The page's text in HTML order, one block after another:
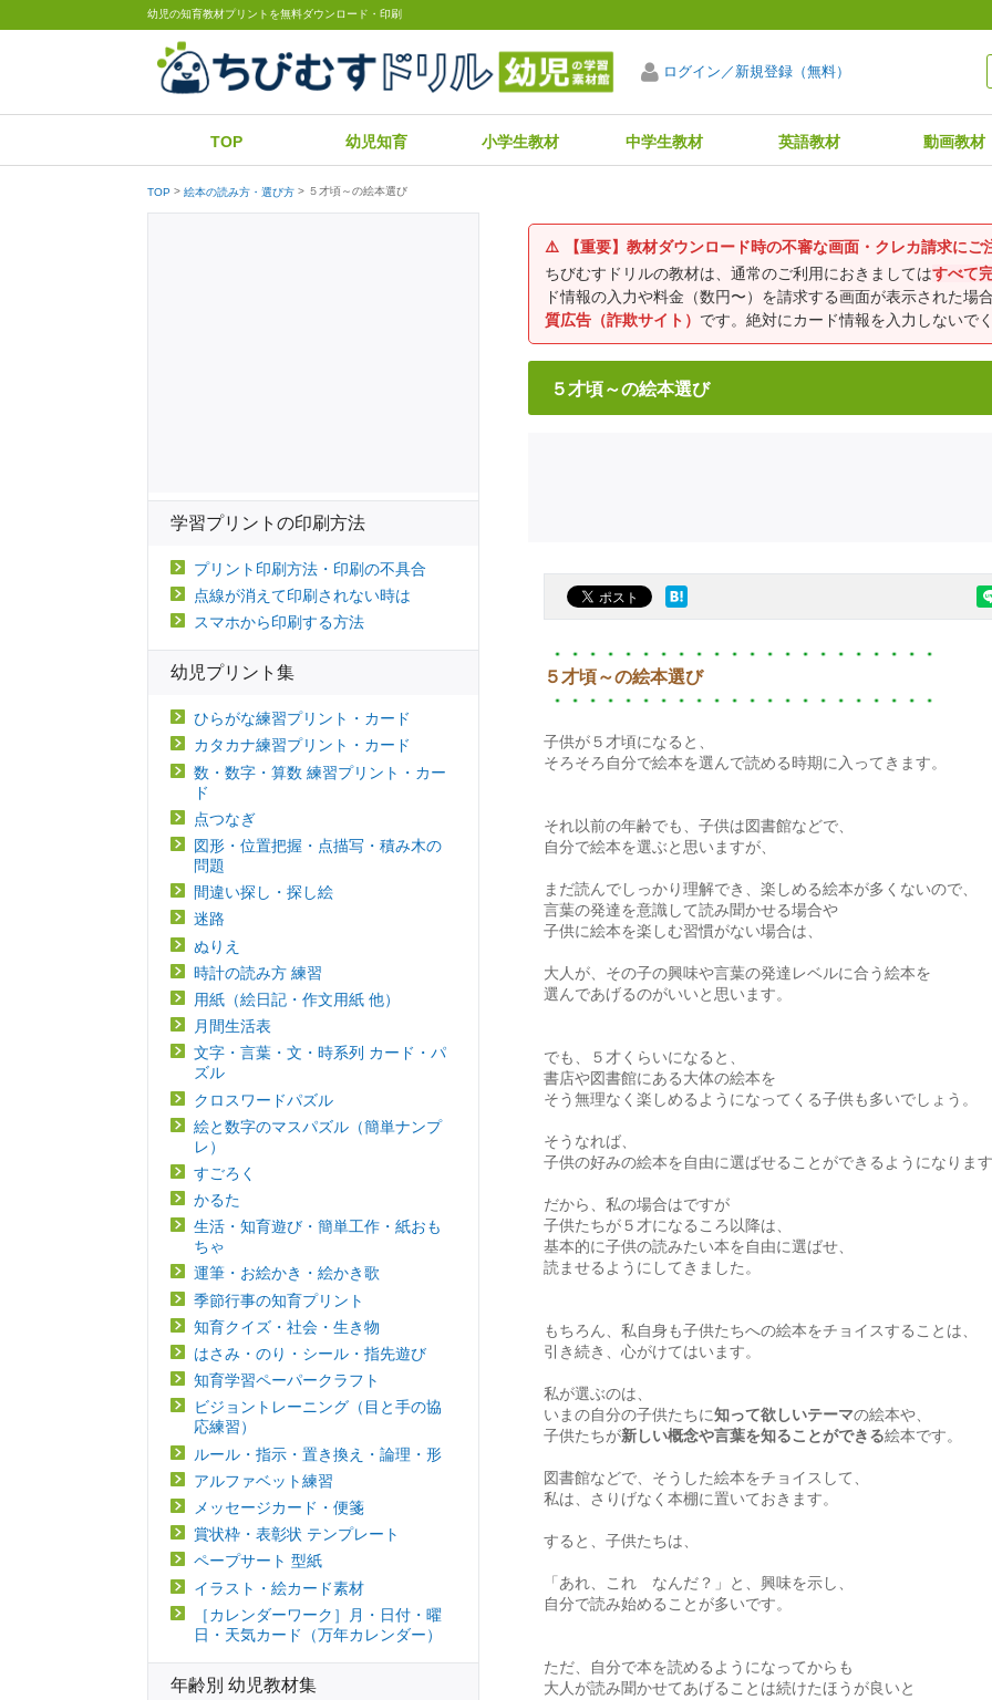
幼児の知育教材プリントを無料ダウンロード・印刷
ログイン／新規登録（無料）
TOP 幼児知育 小学生教材 中学生教材 英語教材 動画教材
TOP 絵本の読み方・選び方 ５才頃～の絵本選び
⚠️
【重要】教材ダウンロード時の不審な画面・クレカ請求にご
ちびむすドリルの教材は、通常のご利用におきましてはすべて
ド情報の入力や料金（数円〜）を請求する画面が表示された場
質広告（詐欺サイト） です。絶対にカード情報を入力しないでく
５才頃～の絵本選び
５才頃～の絵本選び
子供が５才頃になると、
そろそろ自分で絵本を選んで読める時期に入ってきます。
それ以前の年齢でも、子供は図書館などで、
自分で絵本を選ぶと思いますが、
まだ読んでしっかり理解でき、楽しめる絵本が多くないので、
言葉の発達を意識して読み聞かせる場合や
子供に絵本を楽しむ習慣がない場合は、
大人が、その子の興味や言葉の発達レベルに合う絵本を
選んであげるのがいいと思います。
でも、５才くらいになると、
書店や図書館にある大体の絵本を
そう無理なく楽しめるようになってくる子供も多いでしょう。
そうなれば、
子供の好みの絵本を自由に選ばせることができるようになります
だから、私の場合はですが
子供たちが５才になるころ以降は、
基本的に子供の読みたい本を自由に選ばせ、
読ませるようにしてきました。
もちろん、私自身も子供たちへの絵本をチョイスすることは、
引き続き、心がけてはいます。
私が選ぶのは、
いまの自分の子供たちに知って欲しいテーマの絵本や、
子供たちが新しい概念や言葉を知ることができる絵本です。
図書館などで、そうした絵本をチョイスして、
私は、さりげなく本棚に置いておきます。
すると、子供たちは、
「あれ、これ なんだ？」と、興味を示し、
自分で読み始めることが多いです。
ただ、自分で本を読めるようになってからも
大人が読み聞かせてあげることは続けたほうが良いと
学習プリントの印刷方法
プリント印刷方法・印刷の不具合
点線が消えて印刷されない時は
スマホから印刷する方法
幼児プリント集
ひらがな練習プリント・カード
カタカナ練習プリント・カード
数・数字・算数 練習プリント・カー
ド
点つなぎ
図形・位置把握・点描写・積み木の
問題
間違い探し・探し絵
迷路
ぬりえ
時計の読み方 練習
用紙（絵日記・作文用紙 他）
月間生活表
文字・言葉・文・時系列 カード・パ
ズル
クロスワードパズル
絵と数字のマスパズル（簡単ナンプ
レ）
すごろく
かるた
生活・知育遊び・簡単工作・紙おも
ちゃ
運筆・お絵かき・絵かき歌
季節行事の知育プリント
知育クイズ・社会・生き物
はさみ・のり・シール・指先遊び
知育学習ペーパークラフト
ビジョントレーニング（目と手の協
応練習）
ルール・指示・置き換え・論理・形
アルファベット練習
メッセージカード・便箋
賞状枠・表彰状 テンプレート
ペープサート 型紙
イラスト・絵カード素材
［カレンダーワーク］月・日付・曜
日・天気カード（万年カレンダー）
年齢別 幼児教材集